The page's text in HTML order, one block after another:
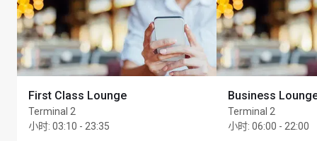
First Class Lounge
Terminal 2
小时: 03:10 - 23:35
Business
Terminal 2
小时: 06:00 - 22:00